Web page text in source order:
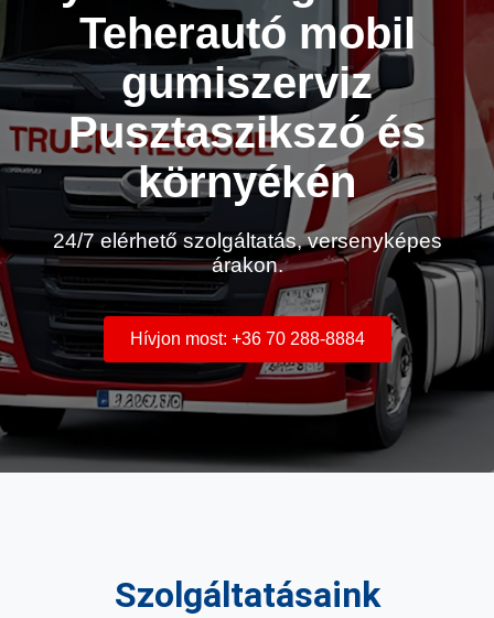
Teherautó mobil
gumiszerviz
Pusztaszikszó és
környékén
24/7 elérhető szolgáltatás, versenyképes
árakon.
Hívjon most: +36 70 288-8884
Szolgáltatásaink